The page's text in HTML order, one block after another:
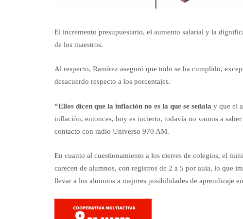
El incremento presupuestario, el aumento salarial y la
de los maestros.
Al respecto, Ramírez aseguró que todo se ha cumplido,
desacuerdo respecto a los porcentajes.
“Ellos dicen que la inflación no es la que se señala y que el
inflación, entonces, hoy es incierto, todavía no vamos a
contacto con radio Universo 970 AM.
En cuanto al cuestionamiento a los cierres de colegios, el
carecen de alumnos, con registros de 2 a 5 por aula, lo que
llevar a los alumnos a mejores posibilidades de aprendizaje